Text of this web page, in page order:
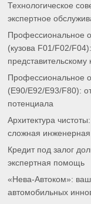
Технологическое
экспертное
Профессиональное
(кузова F01/F02/
представительскому
Профессиональное
(E90/E92/E93/F80):
потенциала
Архитектура
сложная
Кредит под залог
экспертная помощь
«Нева-Автоком»:
автомобильных